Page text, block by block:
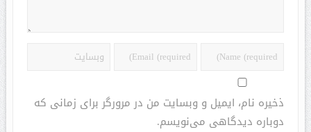
ذخیره نام، ایمیل و وبسایت من در مرورگر برای زمانی که
دوباره دیدگاهی می‌نویسم.